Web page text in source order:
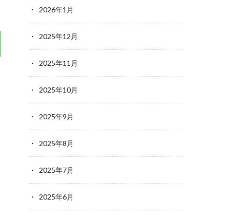
2026年1月
2025年12月
2025年11月
2025年10月
2025年9月
2025年8月
2025年7月
2025年6月